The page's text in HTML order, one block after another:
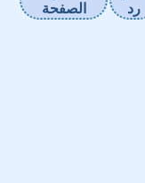
رد
الصفحة